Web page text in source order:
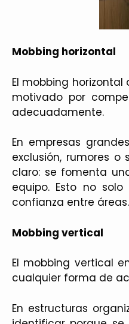
Mobbing horizontal
El mobbing
motivado por
adecuadamente.
En empresas
exclusión, rumores
claro: se fomenta
equipo. Esto no
confianza entre áreas.
Mobbing vertical
El mobbing vertical
cualquier forma de
En estructuras